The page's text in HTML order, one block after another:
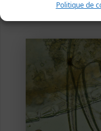
Politique de
microscopie en